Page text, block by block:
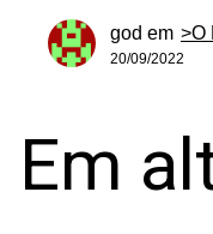
god em >O
20/09/2022
Em